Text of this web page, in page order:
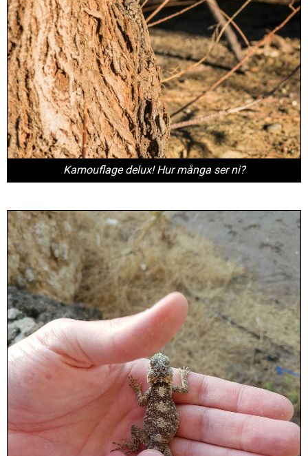
Kamouflage delux! Hur många ser ni?